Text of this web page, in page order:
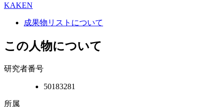
KAKEN
成果物リストについて
この人物について
研究者番号
50183281
所属